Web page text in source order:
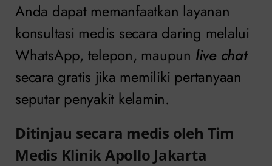
Anda dapat memanfaatkan layanan
konsultasi medis secara daring melalui
WhatsApp, telepon, maupun live chat
secara gratis jika memiliki pertanyaan
seputar penyakit kelamin.
Ditinjau secara medis oleh Tim
Medis Klinik Apollo Jakarta